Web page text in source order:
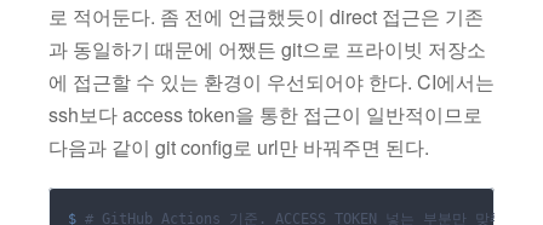
로 적어둔다. 좀 전에 언급했듯이 direct 접근은 기존
과 동일하기 때문에 어쨌든 git으로 프라이빗 저장소
에 접근할 수 있는 환경이 우선되어야 한다. CI에서는
ssh보다 access token을 통한 접근이 일반적이므로
다음과 같이 git config로 url만 바꿔주면 된다.
$ # GitHub Actions 기준. ACCESS_TOKEN 넣는 부분만 맞춰주면